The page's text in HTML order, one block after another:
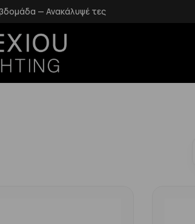
Δωρεάν επιστροφές εντός 14 ημερών